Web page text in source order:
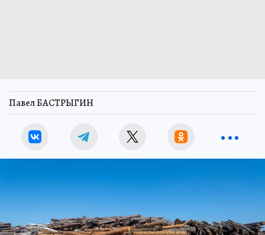
Павел БАСТРЫГИН